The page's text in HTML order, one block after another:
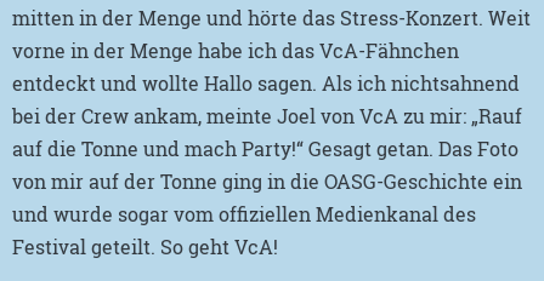
mitten in der Menge und hörte das Stress-Konzert. Weit
vorne in der Menge habe ich das VcA-Fähnchen
entdeckt und wollte Hallo sagen. Als ich nichtsahnend
bei der Crew ankam, meinte Joel von VcA zu mir: „Rauf
auf die Tonne und mach Party!“ Gesagt getan. Das Foto
von mir auf der Tonne ging in die OASG-Geschichte ein
und wurde sogar vom offiziellen Medienkanal des
Festival geteilt. So geht VcA!